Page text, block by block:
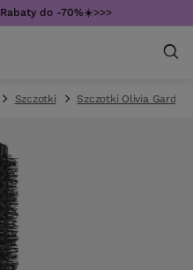
Rabaty do -70%☀️>>>
Szczotki Szczotki Olivia Garden